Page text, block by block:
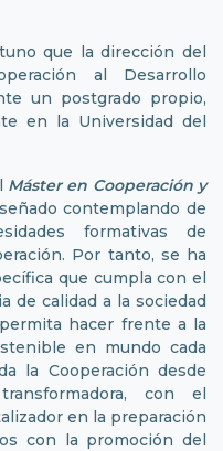
que la dirección del
al Desarrollo
un postgrado propio,
en la Universidad del
Máster en Cooperación y
contemplando de
formativas de
Por tanto, se ha
que cumpla con el
de calidad a la sociedad
hacer frente a la
en mundo cada
la Cooperación desde
con el
en la preparación
con la promoción del